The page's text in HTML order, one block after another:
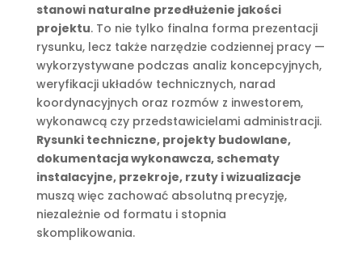
stanowi naturalne przedłużenie jakości
projektu. To nie tylko finalna forma prezentacji
rysunku, lecz także narzędzie codziennej pracy —
wykorzystywane podczas analiz koncepcyjnych,
weryfikacji układów technicznych, narad
koordynacyjnych oraz rozmów z inwestorem,
wykonawcą czy przedstawicielami administracji.
Rysunki techniczne, projekty budowlane,
dokumentacja wykonawcza, schematy
instalacyjne, przekroje, rzuty i wizualizacje
muszą więc zachować absolutną precyzję,
niezależnie od formatu i stopnia
skomplikowania.